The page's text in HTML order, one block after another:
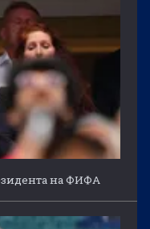
на ФИФА